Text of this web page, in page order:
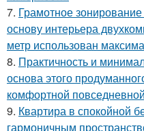
7. Грамотное
основу интерьера
метр использован
8. Практичность и
основа этого
комфортной
9. Квартира в спокойной
гармоничным